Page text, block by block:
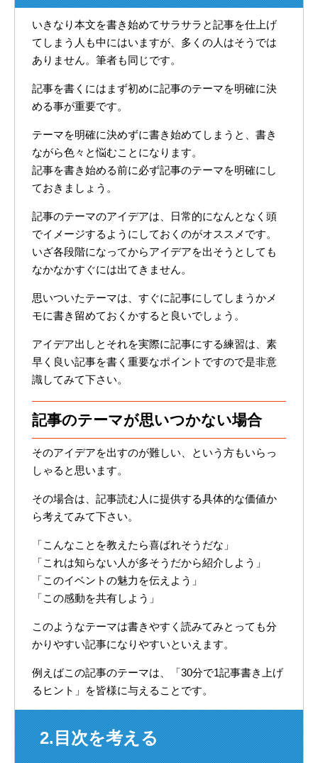
いきなり本文を書き始めてサラサラと記事を仕上げ
てしまう人も中にはいますが、多くの人はそうでは
ありません。筆者も同じです。
記事を書くにはまず初めに記事のテーマを明確に決
める事が重要です。
テーマを明確に決めずに書き始めてしまうと、書き
ながら色々と悩むことになります。
記事を書き始める前に必ず記事のテーマを明確にし
ておきましょう。
記事のテーマのアイデアは、日常的になんとなく頭
でイメージするようにしておくのがオススメです。
いざ各段階になってからアイデアを出そうとしても
なかなかすぐには出てきません。
思いついたテーマは、すぐに記事にしてしまうかメ
モに書き留めておくかすると良いでしょう。
アイデア出しとそれを実際に記事にする練習は、素
早く良い記事を書く重要なポイントですので是非意
識してみて下さい。
記事のテーマが思いつかない場合
そのアイデアを出すのが難しい、という方もいらっ
しゃると思います。
その場合は、記事読む人に提供する具体的な価値か
ら考えてみて下さい。
「こんなことを教えたら喜ばれそうだな」
「これは知らない人が多そうだから紹介しよう」
「このイベントの魅力を伝えよう」
「この感動を共有しよう」
このようなテーマは書きやすく読みてみとっても分
かりやすい記事になりやすいといえます。
例えばこの記事のテーマは、「30分で1記事書き上げ
るヒント」を皆様に与えることです。
2.目次を考える